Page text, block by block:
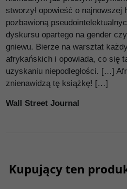
stworzył opowieść o najnowszej
pozbawioną
dyskursu opartego na gender
gniewu. Bierze na warsztat
afrykańskich i opowiada, co się
uzyskaniu niepodległości. […]
znienawidzą tę książkę! […]
Wall Street Journal
Kupujący ten